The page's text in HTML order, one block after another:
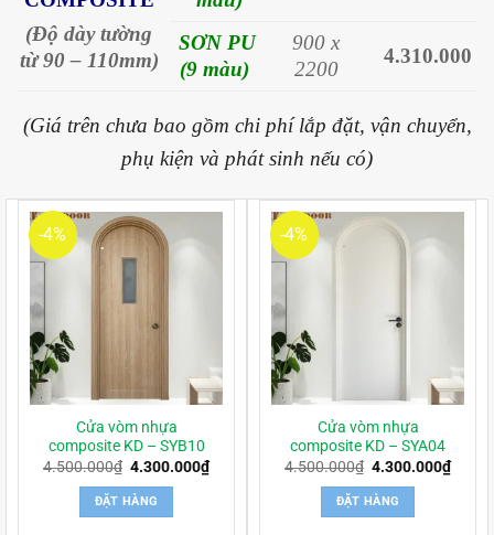
(Độ dày tường
từ 90 – 110mm)
SƠN PU
(9 màu)
900 x
2200
4.310.000
(Giá trên chưa bao gồm chi phí lắp đặt, vận chuyển,
phụ kiện và phát sinh nếu có)
-4%
Cửa vòm nhựa
composite KD – SYB10
4.500.000₫ Giá
là:
4.500.000₫.
4.300.000₫Giá
hiện
ĐẶT HÀNG
-4%
Cửa vòm nhựa
composite KD – SYA04
4.500.000₫ Giá
là:
4.500.000₫.
4.300.000₫Giá
hiện
ĐẶT HÀNG